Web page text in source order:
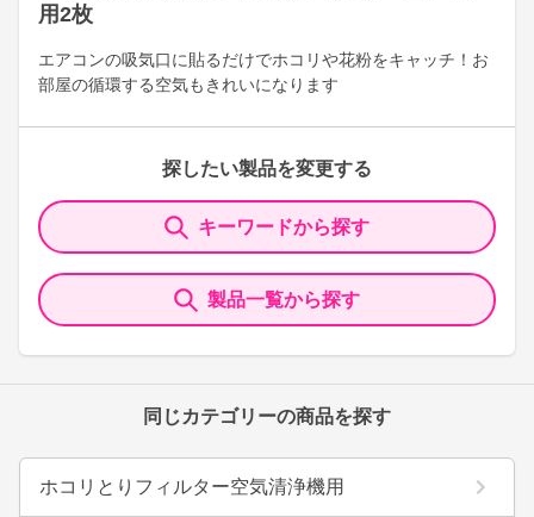
用2枚
エアコンの吸気口に貼るだけでホコリや花粉をキャッチ！お
部屋の循環する空気もきれいになります
探したい製品を変更する
キーワードから探す
製品一覧から探す
同じカテゴリーの商品を探す
ホコリとりフィルター空気清浄機用